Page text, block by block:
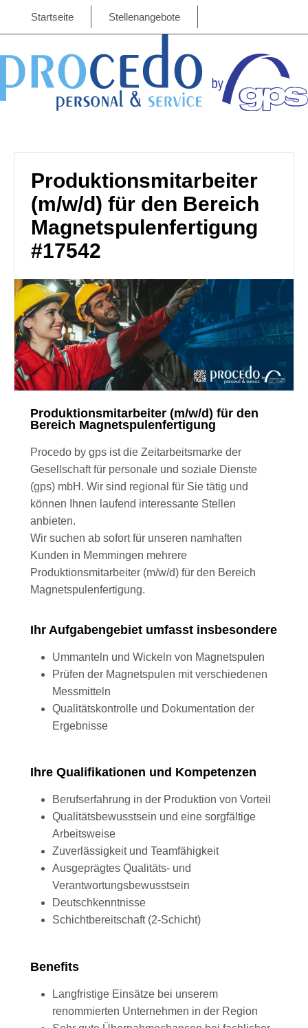
Startseite Stellenangebote
Produktionsmitarbeiter
(m/w/d) für den Bereich
Magnetspulenfertigung
#17542
Produktionsmitarbeiter (m/w/d) für den
Bereich Magnetspulenfertigung
Procedo by gps ist die Zeitarbeitsmarke der
Gesellschaft für personale und soziale Dienste
(gps) mbH. Wir sind regional für Sie tätig und
können Ihnen laufend interessante Stellen
anbieten.
Wir suchen ab sofort für unseren namhaften
Kunden in Memmingen mehrere
Produktionsmitarbeiter (m/w/d) für den Bereich
Magnetspulenfertigung.
Ihr Aufgabengebiet umfasst insbesondere
Ummanteln und Wickeln von Magnetspulen
Prüfen der Magnetspulen mit verschiedenen
Messmitteln
Qualitätskontrolle und Dokumentation der
Ergebnisse
Ihre Qualifikationen und Kompetenzen
Berufserfahrung in der Produktion von Vorteil
Qualitätsbewusstsein und eine sorgfältige
Arbeitsweise
Zuverlässigkeit und Teamfähigkeit
Ausgeprägtes Qualitäts- und
Verantwortungsbewusstsein
Deutschkenntnisse
Schichtbereitschaft (2-Schicht)
Benefits
Langfristige Einsätze bei unserem
renommierten Unternehmen in der Region